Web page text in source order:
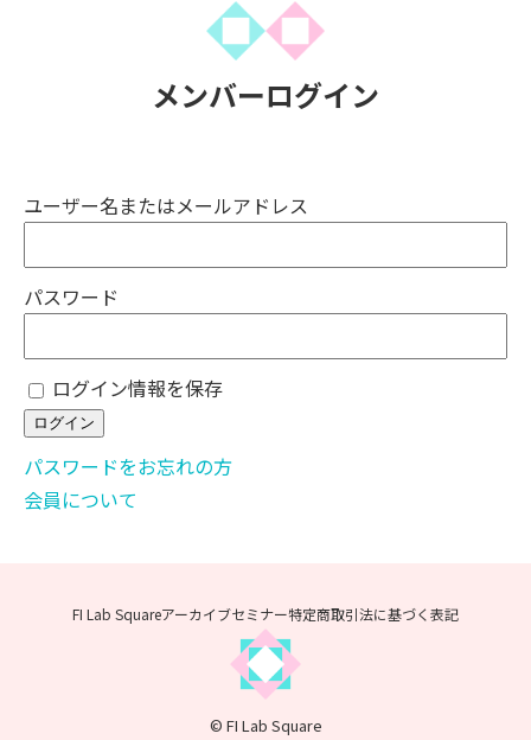
メンバーログイン
ユーザー名またはメールアドレス
パスワード
ログイン情報を保存
パスワードをお忘れの方
会員について
FI Lab Squareアーカイブセミナー特定商取引法に基づく表記
© FI Lab Square